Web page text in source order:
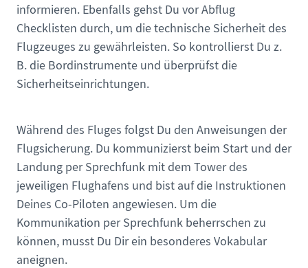
informieren. Ebenfalls gehst Du vor Abflug
Checklisten durch, um die technische Sicherheit des
Flugzeuges zu gewährleisten. So kontrollierst Du z.
B. die Bordinstrumente und überprüfst die
Sicherheitseinrichtungen.
Während des Fluges folgst Du den Anweisungen der
Flugsicherung. Du kommunizierst beim Start und der
Landung per Sprechfunk mit dem Tower des
jeweiligen Flughafens und bist auf die Instruktionen
Deines Co-Piloten angewiesen. Um die
Kommunikation per Sprechfunk beherrschen zu
können, musst Du Dir ein besonderes Vokabular
aneignen.